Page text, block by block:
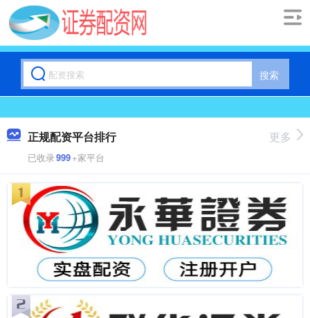
搜索
正规配资平台排行
已收录999+家平台
更多